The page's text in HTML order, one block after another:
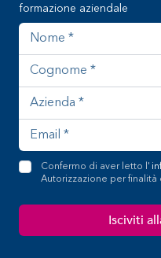
formazione aziendale
Nome
Cognome
Azienda
Indirizzo email
Confermo di aver letto l'
Autorizzazione per finalità
Isciviti